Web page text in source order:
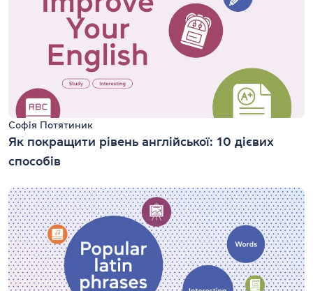
Софія Потятиник
Як покращити рівень англійської: 10 дієвих
способів